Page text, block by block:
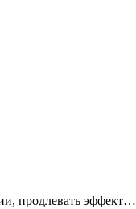
продлевать эффект…